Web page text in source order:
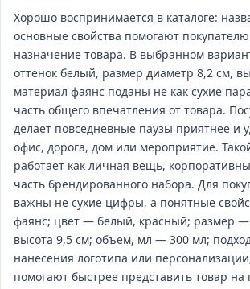
Хорошо воспринимается в каталоге:
основные свойства помогают
назначение товара. В выбранном
оттенок белый, размер диаметр 8,2 см,
материал фаянс поданы не как сухие
часть общего впечатления от товара.
делает повседневные паузы приятнее и
офис, дорога, дом или мероприятие.
работает как личная вещь,
часть брендированного набора. Для
важны не сухие цифры, а понятные
фаянс; цвет — белый, красный; размер —
высота 9,5 см; объем, мл — 300 мл;
нанесения логотипа или
помогают быстрее представить товар на